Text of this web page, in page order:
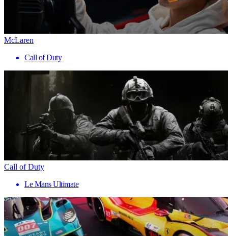
McLaren
Call of Duty
Call of Duty
Le Mans Ultimate